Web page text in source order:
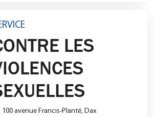
LES
100 avenue Francis-Planté, Dax